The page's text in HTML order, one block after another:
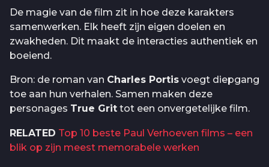
De magie van de film zit in hoe deze karakters
samenwerken. Elk heeft zijn eigen doelen en
zwakheden. Dit maakt de interacties authentiek en
boeiend.
Bron: de roman van Charles Portis voegt diepgang
toe aan hun verhalen. Samen maken deze
personages True Grit tot een onvergetelijke film.
RELATED Top 10 beste Paul Verhoeven films – een
blik op zijn meest memorabele werken